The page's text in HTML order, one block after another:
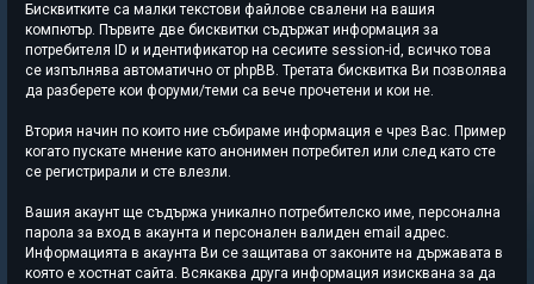
Бисквитките са малки текстови файлове свалени на вашия
компютър. Първите две бисквитки съдържат информация за
потребителя ID и идентификатор на сесиите session-id, всичко това
се изпълнява автоматично от phpBB. Третата бисквитка Ви позволява
да разберете кои форуми/теми са вече прочетени и кои не.
Втория начин по които ние събираме информация е чрез Вас. Пример
когато пускате мнение като анонимен потребител или след като сте
се регистрирали и сте влезли.
Вашия акаунт ще съдържа уникално потребителско име, персонална
парола за вход в акаунта и персонален валиден email адрес.
Информацията в акаунта Ви се защитава от законите на държавата в
която е хостнат сайта. Всякаква друга информация изисквана за да